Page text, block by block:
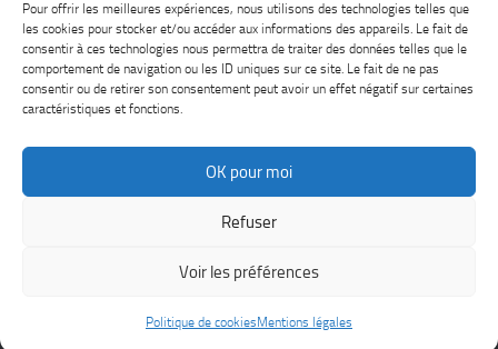
Pour offrir les meilleures expériences, nous utilisons des technologies telles que
les cookies pour stocker et/ou accéder aux informations des appareils. Le fait de
consentir à ces technologies nous permettra de traiter des données telles que le
comportement de navigation ou les ID uniques sur ce site. Le fait de ne pas
consentir ou de retirer son consentement peut avoir un effet négatif sur certaines
caractéristiques et fonctions.
OK pour moi
Refuser
Voir les préférences
Politique de cookiesMentions légales
Courriel : contact@cucq.fr
Site Internet : www.cucq.fr
CUCQ TREPIED STELLA © 2026. Tous droits réservés.